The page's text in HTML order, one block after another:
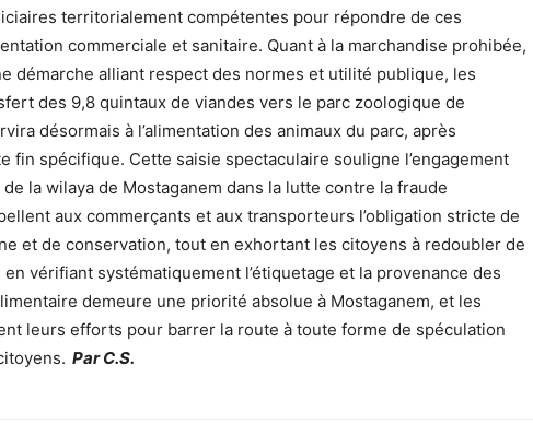
territorialement compétentes pour répondre de ces
commerciale et sanitaire. Quant à la marchandise prohibée,
démarche alliant respect des normes et utilité publique, les
des 9,8 quintaux de viandes vers le parc zoologique de
désormais à l’alimentation des animaux du parc, après
fin spécifique. Cette saisie spectaculaire souligne l’engagement
la wilaya de Mostaganem dans la lutte contre la fraude
aux commerçants et aux transporteurs l’obligation stricte de
et de conservation, tout en exhortant les citoyens à redoubler de
vérifiant systématiquement l’étiquetage et la provenance des
demeure une priorité absolue à Mostaganem, et les
leurs efforts pour barrer la route à toute forme de spéculation
Par C.S.